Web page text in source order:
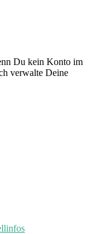
Du kein Konto im
verwalte Deine